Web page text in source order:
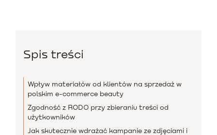
Spis treści
Wpływ materiałów od klientów na sprzedaż w
polskim e-commerce beauty
Zgodność z RODO przy zbieraniu treści od
użytkowników
Jak skutecznie wdrażać kampanie ze zdjęciami i